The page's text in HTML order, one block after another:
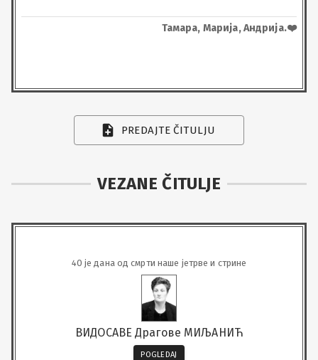
Тамара, Марија, Андрија.❤️
PREDAJTE ČITULJU
VEZANE ČITULJE
40 је дана од смрти наше јетрве и стрине
ВИДОСАВЕ Драгове МИЉАНИЋ
POGLEDAJ